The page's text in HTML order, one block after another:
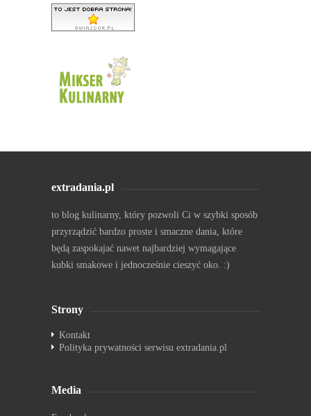
extradania.pl
to blog kulinarny, który pozwoli Ci w szybki sposób
przyrządzić bardzo proste i smaczne dania, które
będą zaspokajać nawet najbardziej wymagające
kubki smakowe i jednocześnie cieszyć oko. :)
Strony
Kontakt
Polityka prywatności serwisu extradania.pl
Media